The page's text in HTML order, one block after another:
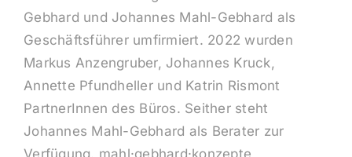
Gebhard und Johannes Mahl-Gebhard als
Geschäftsführer umfirmiert. 2022 wurden
Markus Anzengruber, Johannes Kruck,
Annette Pfundheller und Katrin Rismont
PartnerInnen des Büros. Seither steht
Johannes Mahl-Gebhard als Berater zur